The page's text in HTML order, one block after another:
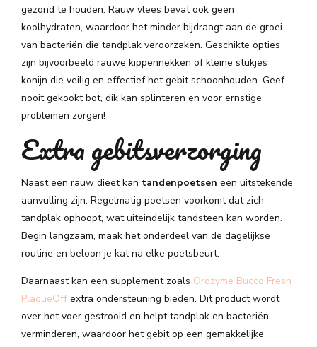
gezond te houden. Rauw vlees bevat ook geen
koolhydraten, waardoor het minder bijdraagt aan de groei
van bacteriën die tandplak veroorzaken. Geschikte opties
zijn bijvoorbeeld rauwe kippennekken of kleine stukjes
konijn die veilig en effectief het gebit schoonhouden. Geef
nooit gekookt bot, dik kan splinteren en voor ernstige
problemen zorgen!
Extra gebitsverzorging
Naast een rauw dieet kan tandenpoetsen een uitstekende
aanvulling zijn. Regelmatig poetsen voorkomt dat zich
tandplak ophoopt, wat uiteindelijk tandsteen kan worden.
Begin langzaam, maak het onderdeel van de dagelijkse
routine en beloon je kat na elke poetsbeurt.
Daarnaast kan een supplement zoals Orozyme Bucco Fresh
PlaqueOff extra ondersteuning bieden. Dit product wordt
over het voer gestrooid en helpt tandplak en bacteriën
verminderen, waardoor het gebit op een gemakkelijke